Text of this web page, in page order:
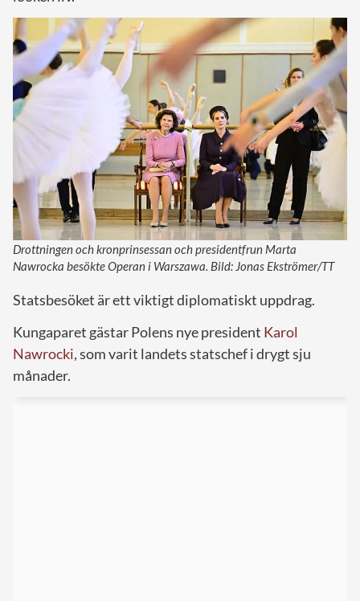
Drottningen och kronprinsessan och presidentfrun Marta
Nawrocka besökte Operan i Warszawa. Bild: Jonas Ekströmer/TT
Statsbesöket är ett viktigt diplomatiskt uppdrag.
Kungaparet gästar Polens nye president Karol
Nawrocki, som varit landets statschef i drygt sju
månader.